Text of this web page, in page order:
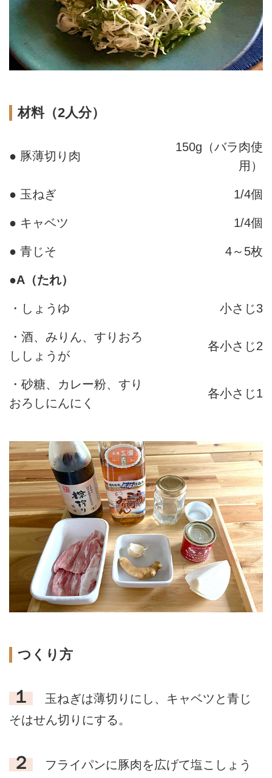
材料（2人分）
● 豚薄切り肉
150g（バラ肉使
用）
● 玉ねぎ 1/4個
● キャベツ 1/4個
● 青じそ 4～5枚
●A（たれ）
・しょうゆ 小さじ3
・酒、みりん、すりおろ
ししょうが
各小さじ2
・砂糖、カレー粉、すり
おろしにんにく
各小さじ1
つくり方
１
玉ねぎは薄切りにし、キャベツと青じ
そはせん切りにする。
２
フライパンに豚肉を広げて塩こしょう